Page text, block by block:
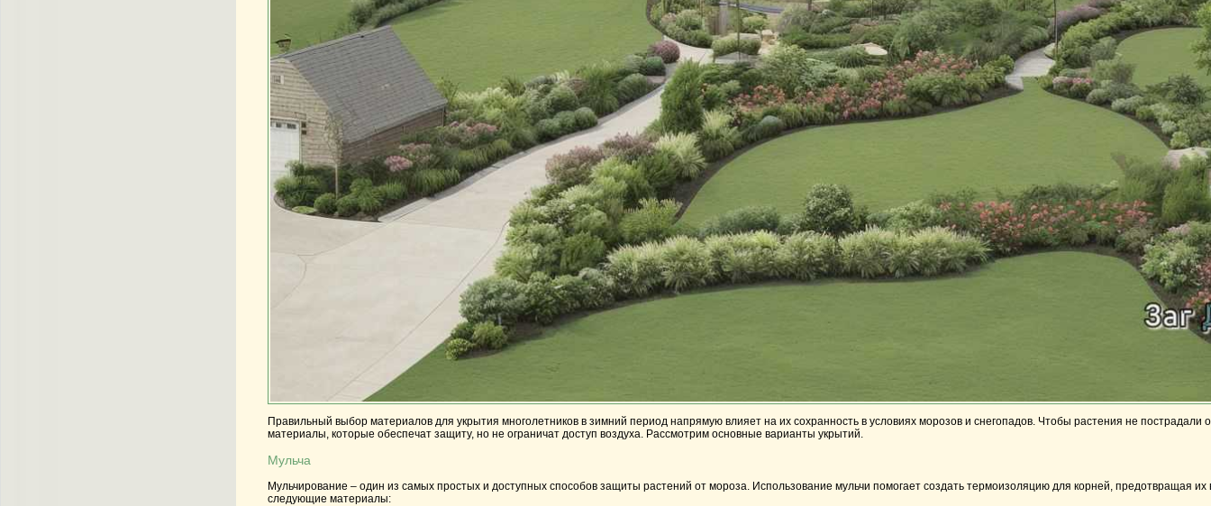
Правильный выбор материалов для укрытия многолетников в зимний период напрямую влияет на их сохранность в условиях морозов и снегопадов. Чтобы растения не пострадали
материалы, которые обеспечат защиту, но не ограничат доступ воздуха. Рассмотрим основные варианты укрытий.
Мульча
Мульчирование – один из самых простых и доступных способов защиты растений от мороза. Использование мульчи помогает создать термоизоляцию для корней, предотвращая
следующие материалы: